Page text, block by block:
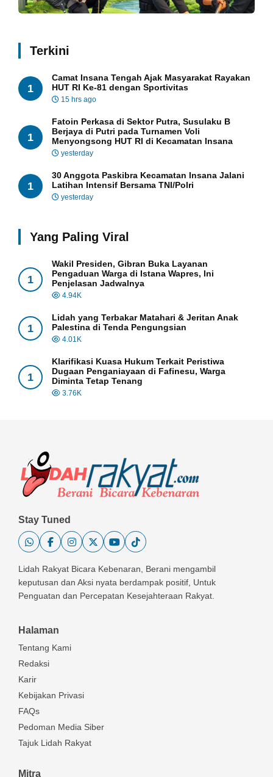
Terkini
1
Camat Insana Tengah Ajak Masyarakat Rayakan
HUT RI Ke-81 dengan Sportivitas
15 hrs ago
1
Fatoin Perkasa di Sektor Putra, Susulaku B
Berjaya di Putri pada Turnamen Voli
Menyongsong HUT RI di Kecamatan Insana
yesterday
1
30 Anggota Paskibra Kecamatan Insana Jalani
Latihan Intensif Bersama TNI/Polri
yesterday
Yang Paling Viral
1
Wakil Presiden, Gibran Buka Layanan
Pengaduan Warga di Istana Wapres, Ini
Penjelasan Jadwalnya
4.94K
1
Lidah yang Terbakar Matahari & Jeritan Anak
Palestina di Tenda Pengungsian
4.01K
1
Klarifikasi Kuasa Hukum Terkait Peristiwa
Dugaan Penganiayaan di Fafinesu, Warga
Diminta Tetap Tenang
3.76K
Stay Tuned
Lidah Rakyat Bicara Kebenaran, Berani mengambil
keputusan dan Aksi nyata berdampak positif, Untuk
Penguatan dan Percepatan Kesejahteraan Rakyat.
Halaman
Tentang Kami
Redaksi
Karir
Kebijakan Privasi
FAQs
Pedoman Media Siber
Tajuk Lidah Rakyat
Mitra